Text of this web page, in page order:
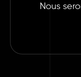
Nous